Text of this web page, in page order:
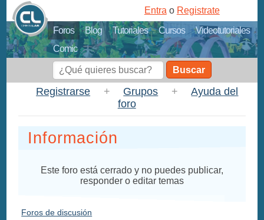
Foros Blog Tutoriales Cursos
Videotutoriales
Comic
Entra o Registrate
Buscar
Registrarse + Grupos +
Ayuda del
foro
Información
Este foro está cerrado y no puedes publicar,
responder o editar temas
Foros de discusión